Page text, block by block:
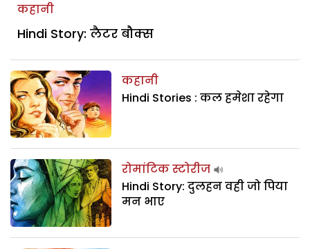
कहानी
Hindi Story: लैटर बौक्स
कहानी
Hindi Stories : कल हमेशा रहेगा
रोमांटिक स्टोरीज
Hindi Story: दुलहन वही जो पिया
मन भाए